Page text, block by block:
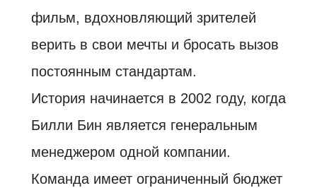
фильм, вдохновляющий зрителей
верить в свои мечты и бросать вызов
постоянным стандартам.
История начинается в 2002 году, когда
Билли Бин является генеральным
менеджером одной компании.
Команда имеет ограниченный бюджет